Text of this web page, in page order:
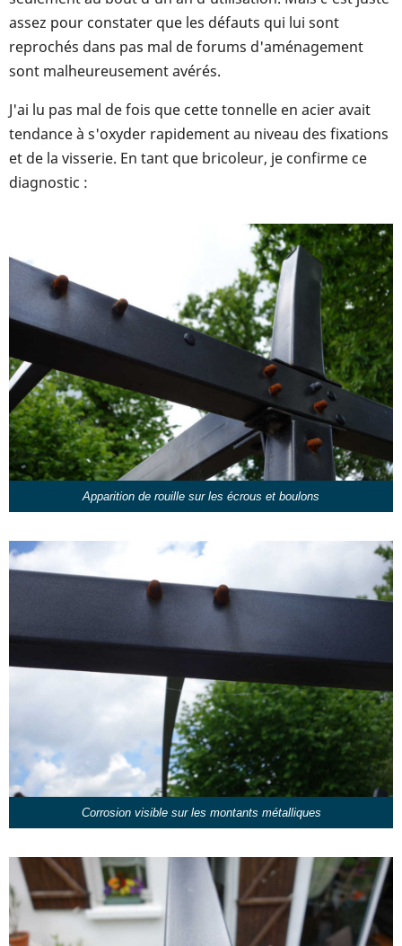
assez pour constater que les défauts qui lui sont
reprochés dans pas mal de forums d'aménagement
sont malheureusement avérés.
J'ai lu pas mal de fois que cette tonnelle en acier avait
tendance à s'oxyder rapidement au niveau des fixations
et de la visserie. En tant que bricoleur, je confirme ce
diagnostic :
Apparition de rouille sur les écrous et boulons
Corrosion visible sur les montants métalliques